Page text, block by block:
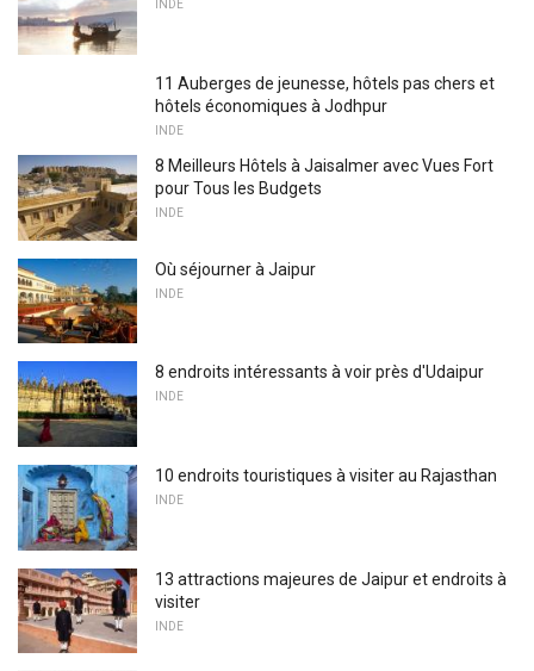
INDE
11 Auberges de jeunesse, hôtels pas chers et
hôtels économiques à Jodhpur
INDE
8 Meilleurs Hôtels à Jaisalmer avec Vues Fort
pour Tous les Budgets
INDE
Où séjourner à Jaipur
INDE
8 endroits intéressants à voir près d'Udaipur
INDE
10 endroits touristiques à visiter au Rajasthan
INDE
13 attractions majeures de Jaipur et endroits à
visiter
INDE